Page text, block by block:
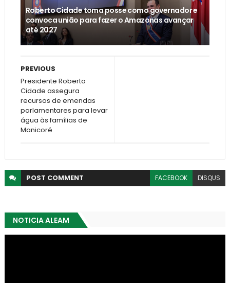
Roberto Cidade toma posse como governador e
convoca união para fazer o Amazonas avançar
até 2027
PREVIOUS
Presidente Roberto
Cidade assegura
recursos de emendas
parlamentares para levar
água às famílias de
Manicoré
POST COMMENT FACEBOOK DISQUS
NOTICIA ALEAM